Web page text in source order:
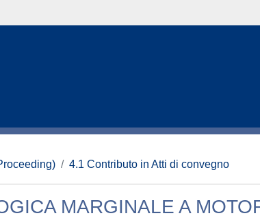
4.1 Contributo in Atti di convegno
MARGINALE A